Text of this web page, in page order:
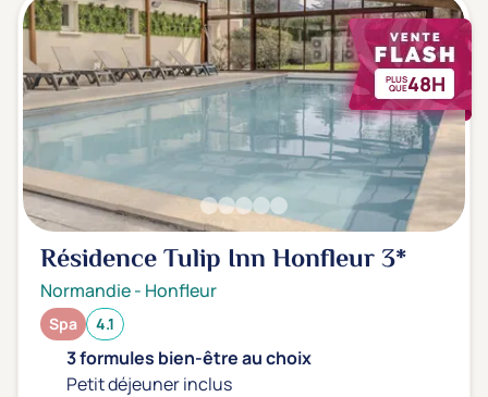
PLUS
QUE48H
Résidence Tulip Inn Honfleur3*
Normandie- Honfleur
Spa 4.1
3 formules bien-être au choix
Petit déjeuner inclus